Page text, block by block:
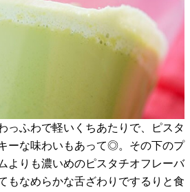
っふわで軽いくちあたりで、ピスタ
ーな味わいもあって◎。その下のプ
よりも濃いめのピスタチオフレーバ
もなめらかな舌ざわりでするりと食